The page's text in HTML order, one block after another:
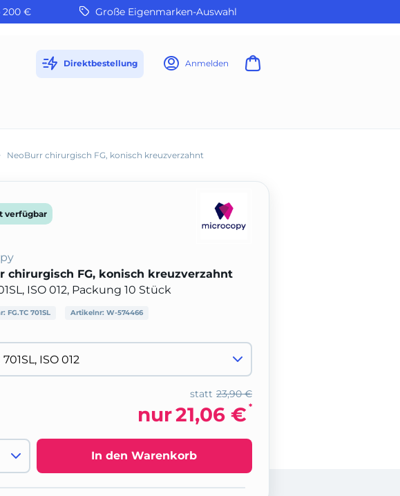
200 € Große Eigenmarken-Auswahl
Direktbestellung Anmelden
NeoBurr chirurgisch FG, konisch kreuzverzahnt
verfügbar
chirurgisch FG, konisch kreuzverzahnt
ISO 012, Packung 10 Stück
FG.TC 701SL Artikelnr: W-574466
23,90 €
statt
nur21,06 € *
In den Warenkorb